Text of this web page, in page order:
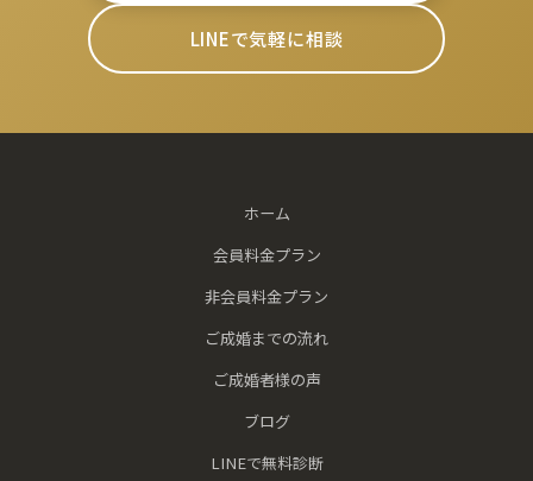
LINEで気軽に相談
ホーム
会員料金プラン
非会員料金プラン
ご成婚までの流れ
ご成婚者様の声
ブログ
LINEで無料診断